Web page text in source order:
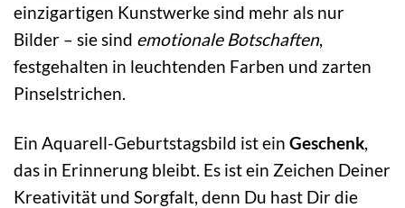
einzigartigen Kunstwerke sind mehr als nur
Bilder – sie sind emotionale Botschaften,
festgehalten in leuchtenden Farben und zarten
Pinselstrichen.
Ein Aquarell-Geburtstagsbild ist ein Geschenk
das in Erinnerung bleibt. Es ist ein Zeichen Deiner
Kreativität und Sorgfalt, denn Du hast Dir die